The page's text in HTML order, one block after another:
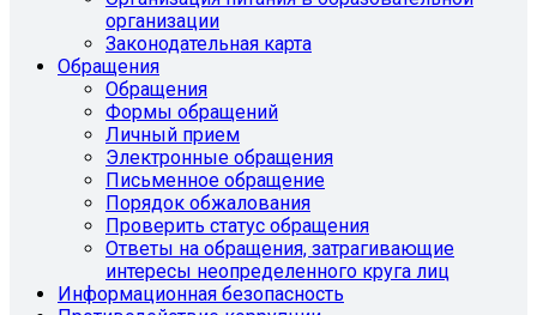
организации
Законодательная карта
Обращения
Обращения
Формы обращений
Личный прием
Электронные обращения
Письменное обращение
Порядок обжалования
Проверить статус обращения
Ответы на обращения, затрагивающие
интересы неопределенного круга лиц
Информационная безопасность